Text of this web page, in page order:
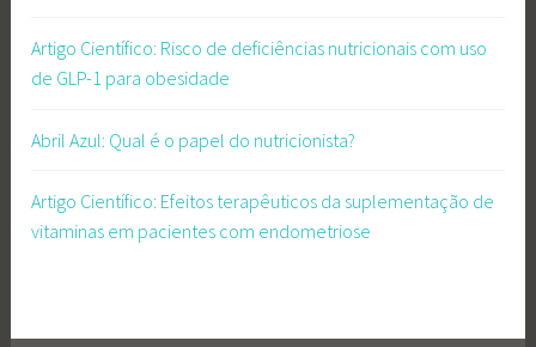
Artigo Científico: Risco de deficiências nutricionais com uso
de GLP-1 para obesidade
Abril Azul: Qual é o papel do nutricionista?
Artigo Científico: Efeitos terapêuticos da suplementação de
vitaminas em pacientes com endometriose